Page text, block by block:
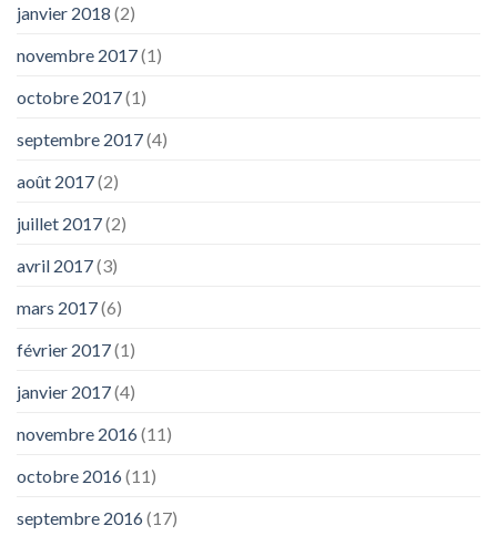
janvier 2018 (2)
novembre 2017(1)
octobre 2017(1)
septembre 2017(4)
août 2017(2)
juillet 2017(2)
avril 2017(3)
mars 2017(6)
février 2017(1)
janvier 2017(4)
novembre 2016(11)
octobre 2016(11)
septembre 2016(17)